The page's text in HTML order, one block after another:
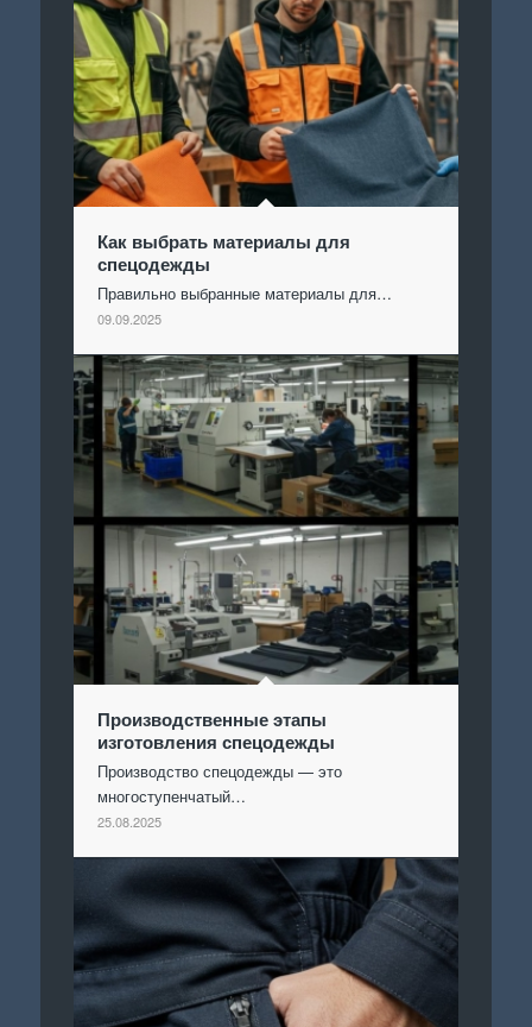
Как выбрать материалы для
спецодежды
Правильно выбранные материалы для…
09.09.2025
Производственные этапы
изготовления спецодежды
Производство спецодежды — это
многоступенчатый…
25.08.2025